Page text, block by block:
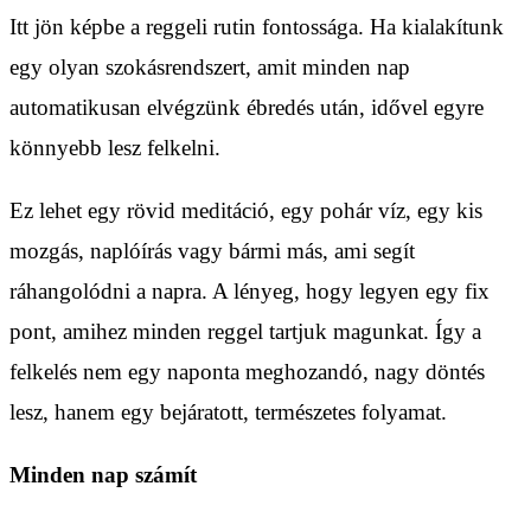
Itt jön képbe a reggeli rutin fontossága. Ha kialakítunk
egy olyan szokásrendszert, amit minden nap
automatikusan elvégzünk ébredés után, idővel egyre
könnyebb lesz felkelni.
Ez lehet egy rövid meditáció, egy pohár víz, egy kis
mozgás, naplóírás vagy bármi más, ami segít
ráhangolódni a napra. A lényeg, hogy legyen egy fix
pont, amihez minden reggel tartjuk magunkat. Így a
felkelés nem egy naponta meghozandó, nagy döntés
lesz, hanem egy bejáratott, természetes folyamat.
Minden nap számít